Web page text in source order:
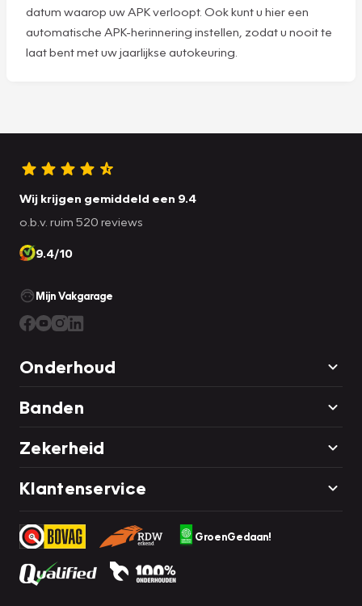
datum waarop uw APK verloopt. Ook kunt u hier een
automatische APK-herinnering instellen, zodat u nooit te
laat bent met uw jaarlijkse autokeuring.
Wij krijgen gemiddeld een 9.4
o.b.v. ruim 520 reviews
9.4/10
Mijn Vakgarage
Onderhoud
Banden
Zekerheid
Klantenservice
GroenGedaan!